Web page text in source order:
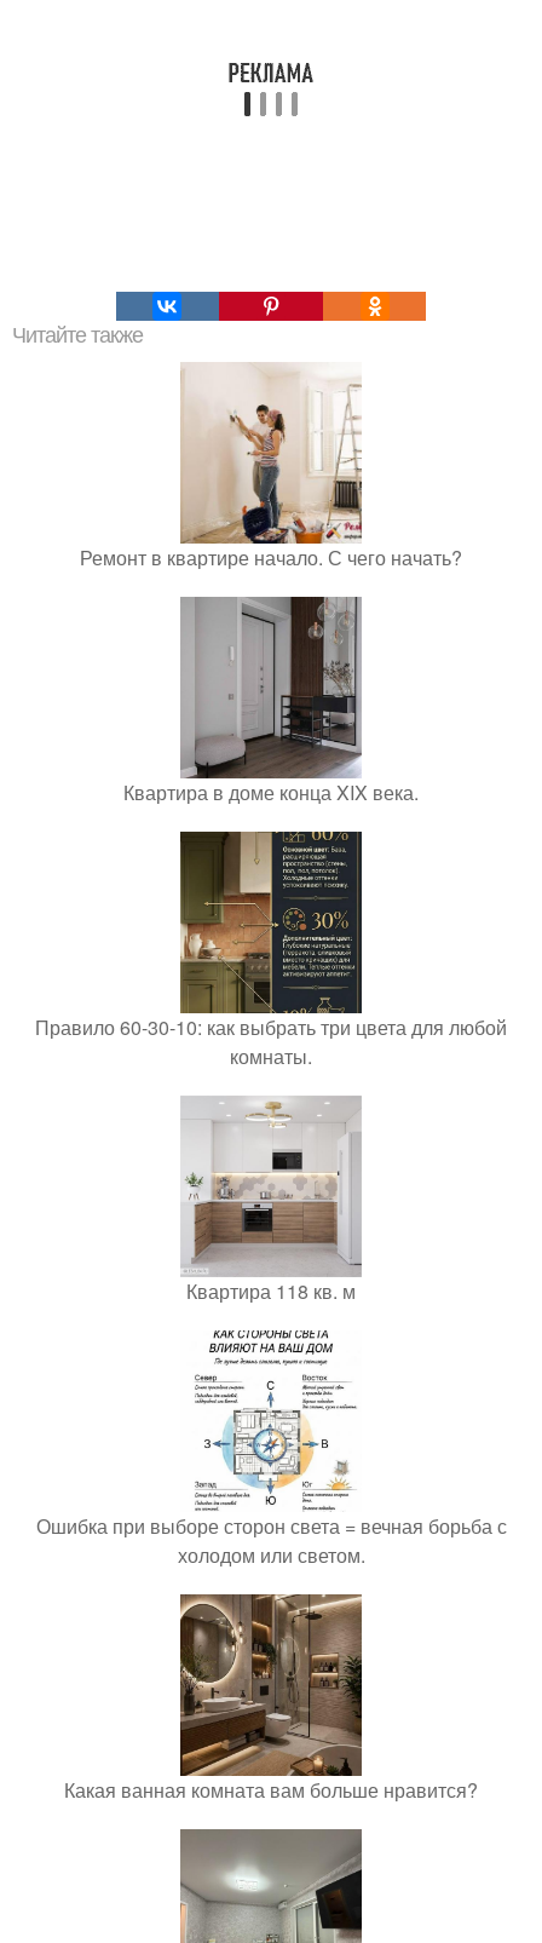
Читайте также
Ремонт в квартире начало. С чего начать?
Квартира в доме конца XIX века.
Правило 60-30-10: как выбрать три цвета для любой
комнаты.
Квартира 118 кв. м
Ошибка при выборе сторон света = вечная борьба с
холодом или светом.
Какая ванная комната вам больше нравится?